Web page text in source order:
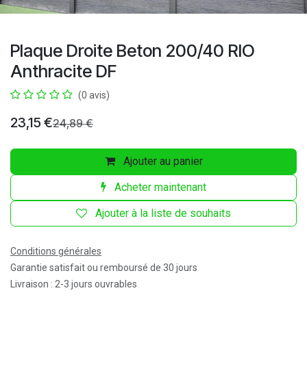
Plaque Droite Beton 200/40 RIO
Anthracite DF
(0 avis)
23,15 €24,89€
Ajouter au panier
Acheter maintenant
Ajouter à la liste de souhaits
Conditions générales
Garantie satisfait ou remboursé de 30 jours
Livraison : 2-3 jours ouvrables